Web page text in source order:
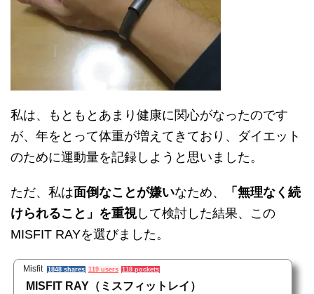
私は、もともとあまり健康に関心がなったのです
が、年をとって体重が増えてきており、ダイエット
のために運動量を記録しようと思いました。
ただ、私は面倒なことが嫌いなため、
「無理なく続
けられること」を重視して検討した結果、この
MISFIT RAYを選びました。
Misfit 1848 shares 119 users 118 pockets
MISFIT RAY（ミスフィットレイ）